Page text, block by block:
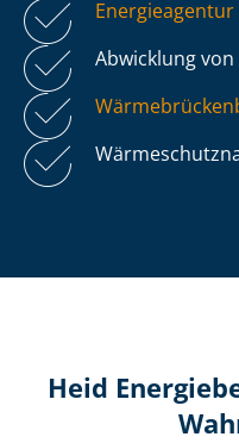
Abwicklung von
Heid